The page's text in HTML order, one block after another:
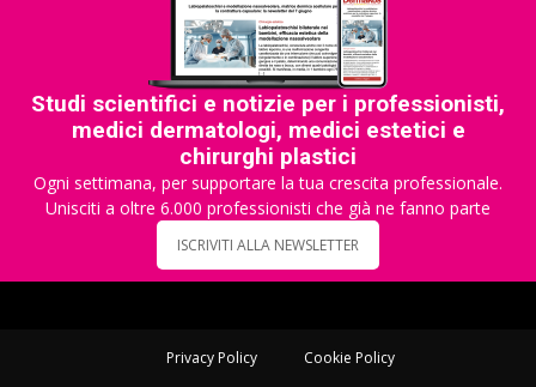
Studi scientifici e notizie per i professionisti,
medici dermatologi, medici estetici e
chirurghi plastici
Ogni settimana, per supportare la tua crescita professionale.
Unisciti a oltre 6.000 professionisti che già ne fanno parte
ISCRIVITI ALLA NEWSLETTER
Privacy Policy Cookie Policy